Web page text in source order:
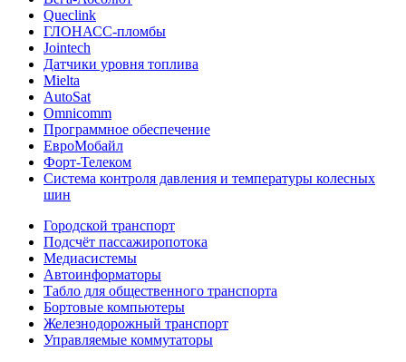
Queclink
ГЛОНАСС-пломбы
Jointech
Датчики уровня топлива
Mielta
AutoSat
Omnicomm
Программное обеспечение
ЕвроМобайл
Форт-Телеком
Система контроля давления и температуры колесных
шин
Городской транспорт
Подсчёт пассажиропотока
Медиасистемы
Автоинформаторы
Табло для общественного транспорта
Бортовые компьютеры
Железнодорожный транспорт
Управляемые коммутаторы